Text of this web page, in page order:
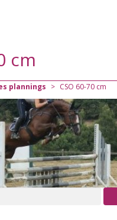
cm
plannings > CSO 60-70 cm